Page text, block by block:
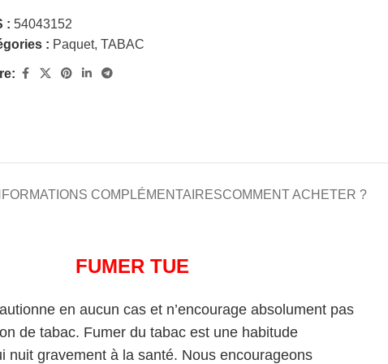
:54043152
: Paquet, TABAC
COMPLÉMENTAIRESCOMMENT ACHETER ?
FUMER TUE
en aucun cas et n’encourage absolument pas
de tabac. Fumer du tabac est une habitude
nuit gravement à la santé. Nous encourageons